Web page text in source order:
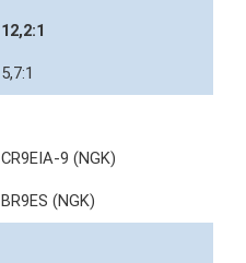
12,2:1
5,7:1
CR9EIA-9 (NGK)
BR9ES (NGK)